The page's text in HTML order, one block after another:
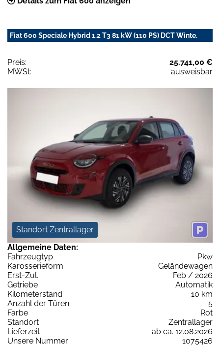
Fiat 600 Speciale Hybrid 1.2 T3 81 kW (110 PS) DCT Winte.
Preis:
25.741,00 €
MWSt:
ausweisbar
Standort Zentrallager
Allgemeine Daten:
Fahrzeugtyp
Pkw
Karosserieform
Geländewagen
Erst-Zul.
Feb / 2026
Getriebe
Automatik
Kilometerstand
10 km
Anzahl der Türen
5
Farbe
Rot
Standort
Zentrallager
Lieferzeit
ab ca. 12.08.2026
Unsere Nummer
1075426